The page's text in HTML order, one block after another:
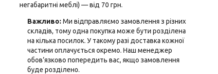
негабаритні меблі) — від 70 грн.
Важливо: Ми відправляємо замовлення з різних
складів, тому одна покупка може бути розділена
на кілька посилок. У такому разі доставка кожної
частини оплачується окремо. Наш менеджер
обов’язково попередить вас, якщо замовлення
буде розділено.